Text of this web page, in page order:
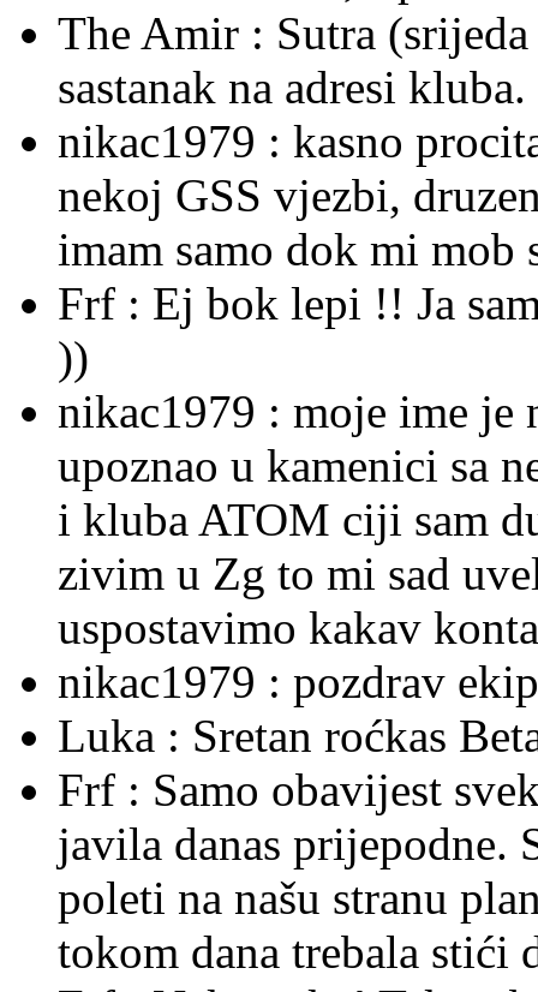
The Amir : Sutra
sastanak na adresi kluba.
nikac1979 : kasno
nekoj GSS vjezbi,
imam samo dok mi mob
Frf : Ej bok lepi !! Ja
))
nikac1979 : moje ime je
upoznao u kamenici sa
i kluba ATOM ciji sam
zivim u Zg to mi sad
uspostavimo kakav
nikac1979 : pozdrav
Luka : Sretan roćkas
Frf : Samo obavijest
javila danas prijepodne.
poleti na našu stranu
tokom dana trebala stići